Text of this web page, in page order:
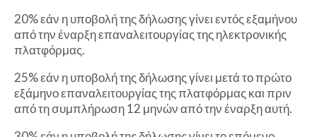
20% εάν η υποβολή της δήλωσης γίνει εντός εξαμήνου
από την έναρξη επαναλειτουργίας της ηλεκτρονικής
πλατφόρμας.
25% εάν η υποβολή της δήλωσης γίνει μετά το πρώτο
εξάμηνο επαναλειτουργίας της πλατφόρμας και πριν
από τη συμπλήρωση 12 μηνών από την έναρξη αυτή.